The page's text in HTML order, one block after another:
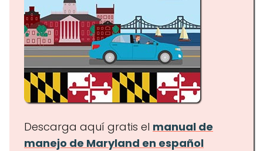
Descarga aquí gratis el manual de
manejo de Maryland en español